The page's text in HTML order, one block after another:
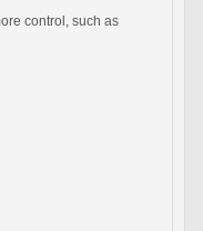
control, such as